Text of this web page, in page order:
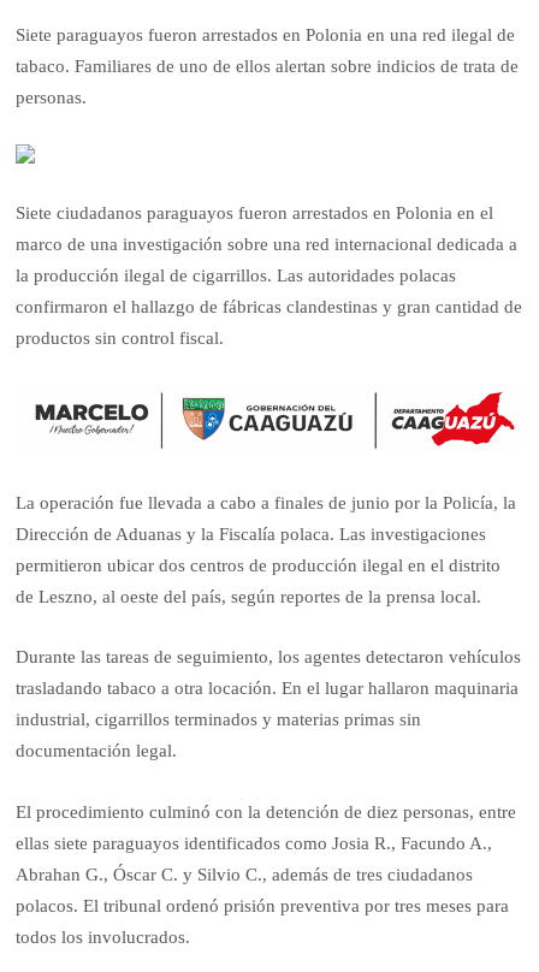
Siete paraguayos fueron arrestados en Polonia en una red ilegal de
tabaco. Familiares de uno de ellos alertan sobre indicios de trata de
personas.
Siete ciudadanos paraguayos fueron arrestados en Polonia en el
marco de una investigación sobre una red internacional dedicada a
la producción ilegal de cigarrillos. Las autoridades polacas
confirmaron el hallazgo de fábricas clandestinas y gran cantidad de
productos sin control fiscal.
La operación fue llevada a cabo a finales de junio por la Policía, la
Dirección de Aduanas y la Fiscalía polaca. Las investigaciones
permitieron ubicar dos centros de producción ilegal en el distrito
de Leszno, al oeste del país, según reportes de la prensa local.
Durante las tareas de seguimiento, los agentes detectaron vehículos
trasladando tabaco a otra locación. En el lugar hallaron maquinaria
industrial, cigarrillos terminados y materias primas sin
documentación legal.
El procedimiento culminó con la detención de diez personas, entre
ellas siete paraguayos identificados como Josia R., Facundo A.,
Abrahan G., Óscar C. y Silvio C., además de tres ciudadanos
polacos. El tribunal ordenó prisión preventiva por tres meses para
todos los involucrados.